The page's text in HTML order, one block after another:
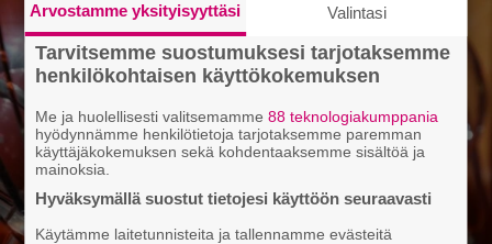
Arvostamme yksityisyyttäsi Valintasi
Tarvitsemme suostumuksesi tarjotaksemme
henkilökohtaisen käyttökokemuksen
Me ja huolellisesti valitsemamme88 teknologiakumppania
hyödynnämme henkilötietoja tarjotaksemme paremman
käyttäjäkokemuksen sekä kohdentaaksemme sisältöä ja
mainoksia.
Hyväksymällä suostut tietojesi käyttöön seuraavasti
Käytämme laitetunnisteita ja tallennamme evästeitä